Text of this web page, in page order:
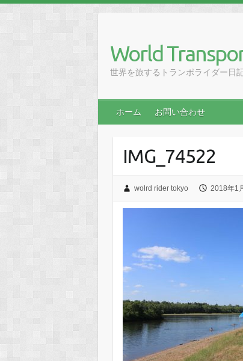
content
World
世界を旅するトランポライダー日
ホーム お問い合わせ
IMG_74522
wolrd rider tokyo 2018年1